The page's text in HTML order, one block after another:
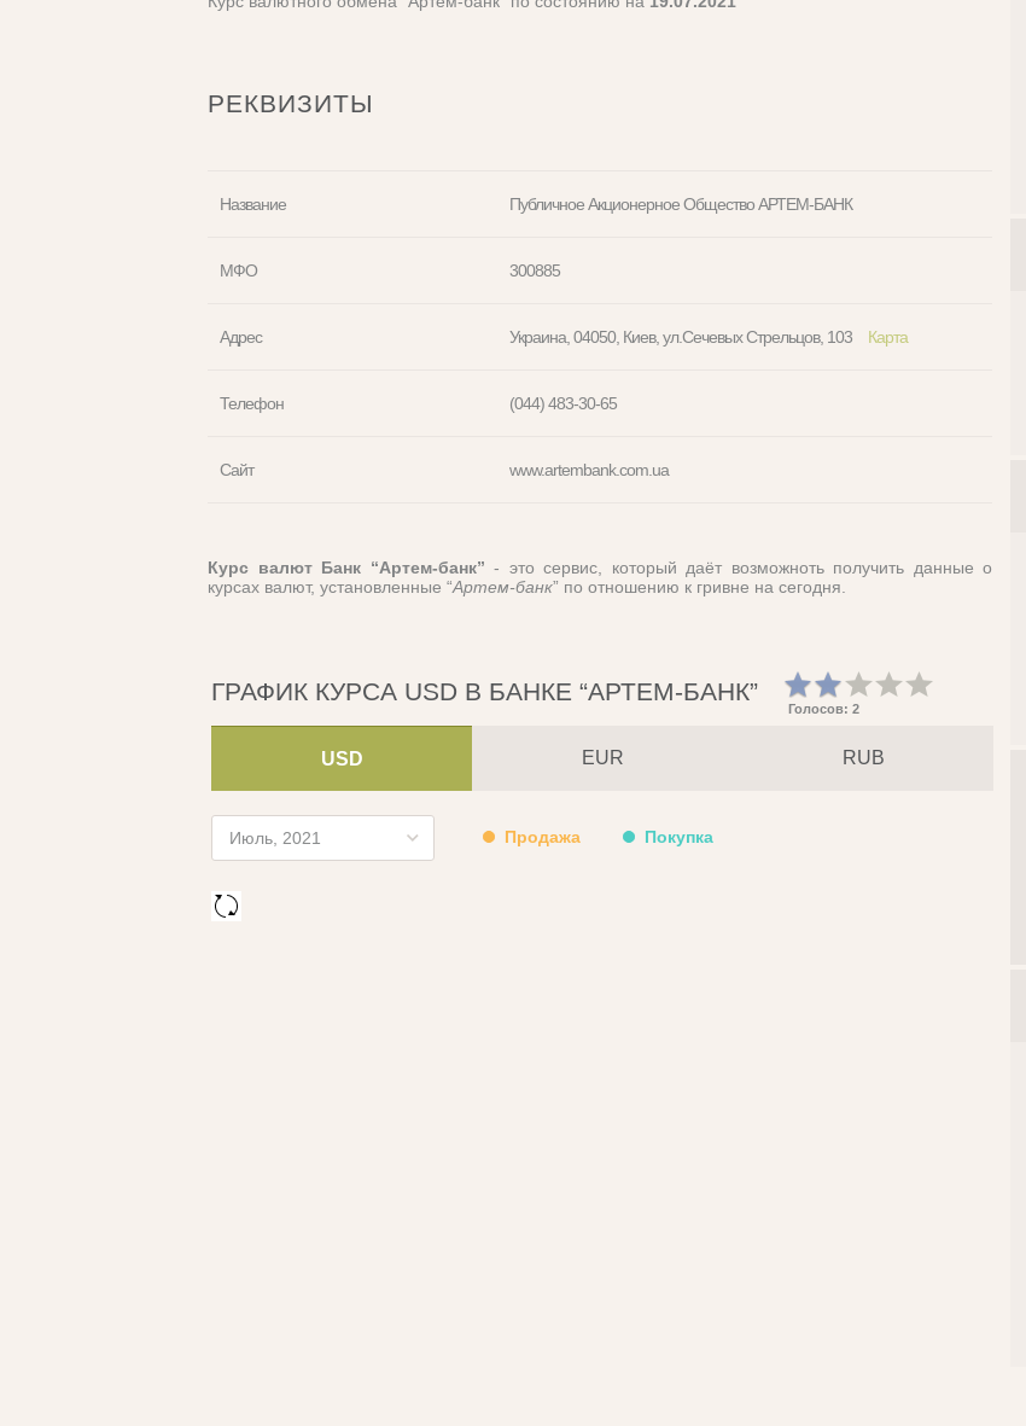
РЕКВИЗИТЫ
Название Публичное Акционерное Общество АРТЕМ-БАНК
МФО 300885
Адрес Украина, 04050, Киев, ул.Сечевых Стрельцов, 103 Карта
Телефон (044) 483-30-65
Сайт www.artembank.com.ua
Курс валют Банк “Артем-банк” - это сервис, который даёт возможноть получить данные о
курсах валют, установленные “Артем-банк” по отношению к гривне на сегодня.
ГРАФИК КУРСА USD В БАНКЕ “АРТЕМ-БАНК”
Голосов: 2
USD EUR RUB
Июль, 2021 Продажа Покупка